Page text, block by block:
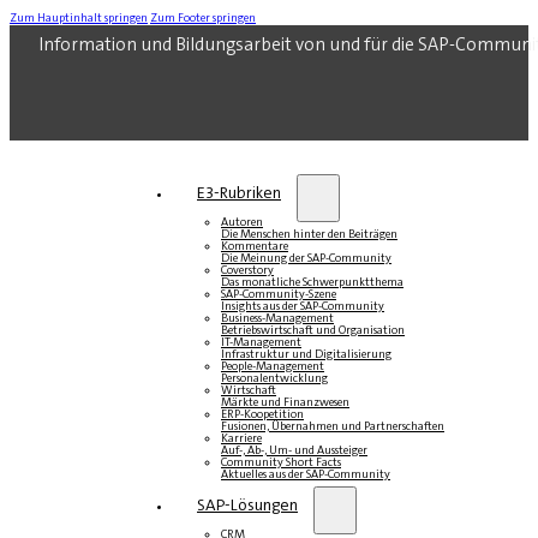
Zum Hauptinhalt springen Zum Footer springen
Information und Bildungsarbeit von und für die SAP-
E3-Rubriken
Autoren
Die Menschen hinter den Beiträgen
Kommentare
Die Meinung der SAP-Community
Coverstory
Das monatliche Schwerpunktthema
SAP-Community-Szene
Insights aus der SAP-Community
Business-Management
Betriebswirtschaft und Organisation
IT-Management
Infrastruktur und Digitalisierung
People-Management
Personalentwicklung
Wirtschaft
Märkte und Finanzwesen
ERP-Koopetition
Fusionen, Übernahmen und Partnerschaften
Karriere
Auf-, Ab-, Um- und Aussteiger
Community Short Facts
Aktuelles aus der SAP-Community
SAP-Lösungen
CRM